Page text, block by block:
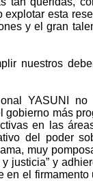
esta
y el gran
nuestros
YASUNI no
gobierno más
en las
del poder
muy
justicia” y
en el firmamento